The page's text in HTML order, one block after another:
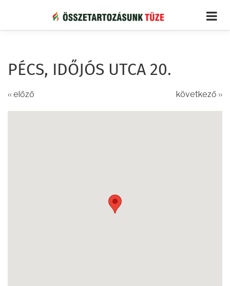
tartalomra
PÉCS, IDŐJÓS UTCA 20.
‹‹ előző következő ››